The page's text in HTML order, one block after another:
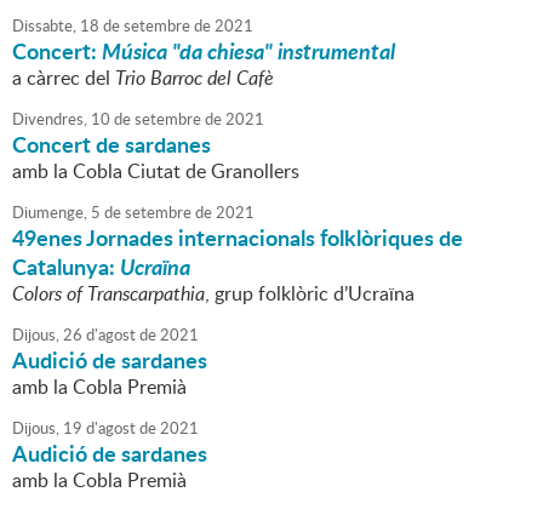
Dissabte, 18 desetembrede2021
Concert:Música "da chiesa" instrumental
a càrrec del Trio Barroc del Cafè
Divendres, 10 desetembrede2021
Concert de sardanes
amb la Cobla Ciutat de Granollers
Diumenge, 5 desetembrede2021
49enes Jornades internacionals folklòriques de
Catalunya: Ucraïna
Colors of Transcarpathia, grup folklòric d’Ucraïna
Dijous,26 d'agostde2021
Audició de sardanes
amb la Cobla Premià
Dijous, 19 d'agostde2021
Audició de sardanes
amb la Cobla Premià